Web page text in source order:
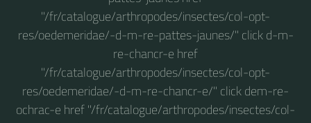
"/fr/catalogue/arthropodes/insectes/col-opt-
res/oedemeridae/-d-m-re-pattes-jaunes/" click d-m-
re-chancr-e href
"/fr/catalogue/arthropodes/insectes/col-opt-
res/oedemeridae/-d-m-re-chancr-e/" click dem-re-
ochrac-e href "/fr/catalogue/arthropodes/insectes/col-